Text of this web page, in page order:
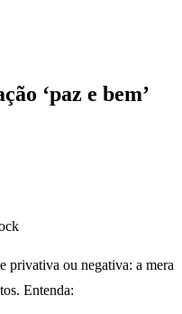
‘paz e bem’
privativa ou negativa: a mera
Entenda: